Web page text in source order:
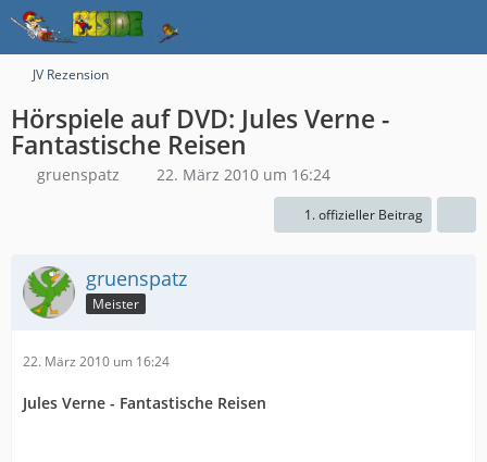
JV Rezension
Hörspiele auf DVD: Jules Verne -
Fantastische Reisen
gruenspatz 22. März 2010 um 16:24
1. offizieller Beitrag
gruenspatz
Meister
22. März 2010 um 16:24
Jules Verne - Fantastische Reisen